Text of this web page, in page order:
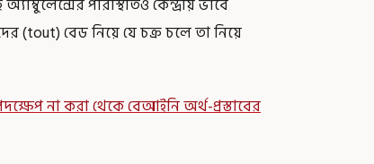
(tout) বেড নিয়ে যে চক্র চলে তা নিয়ে
না করা থেকে বেআইনি অর্থ-প্রস্তাবের